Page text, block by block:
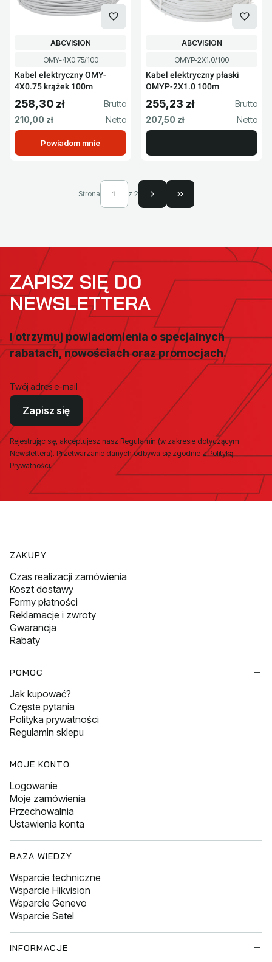
Kod produktu
OMY-4X0.75/100
Kabel elektryczny OMY-
4X0.75 krążek 100m
PRODUCENT
ABCVISION
Cena brutto
258,30 zł
Cena netto
210,00 zł
Powiadom mnie
Kod produktu
OMYP-2X1.0/100
Kabel elektryczny płaski
OMYP-2X1.0 100m
PRODUCENT
ABCVISION
Cena brutto
255,23 zł
Cena netto
207,50 zł
Strona z 2 Przejdź do ostatniej
ZAPISZ SIĘ DO
NEWSLETTERA
I otrzymuj powiadomienia o specjalnych
rabatach, nowościach oraz promocjach.
Twój adres e-mail
Zapisz się
Rejestrując się, akceptujesz nasz Regulamin (w zakresie dotyczącym
Newslettera). Przetwarzanie danych odbywa się zgodnie z Polityką
Prywatności.
ZAKUPY
Czas realizacji zamówienia
Koszt dostawy
Formy płatności
Reklamacje i zwroty
Gwarancja
Rabaty
POMOC
Jak kupować?
Częste pytania
Polityka prywatności
Regulamin sklepu
MOJE KONTO
Logowanie
Moje zamówienia
Przechowalnia
Ustawienia konta
BAZA WIEDZY
Wsparcie techniczne
Wsparcie Hikvision
Wsparcie Genevo
Wsparcie Satel
INFORMACJE